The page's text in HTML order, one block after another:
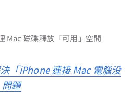
Mac 磁碟釋放「可用」空間
「iPhone 連接 Mac 電腦没
問題